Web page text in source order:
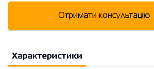
Отримати консультацію
Характеристики